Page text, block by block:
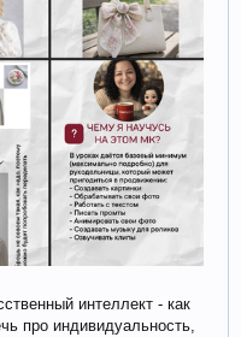
интеллект - как
про индивидуальность,